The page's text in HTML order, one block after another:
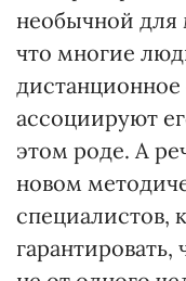
необычной
что многие
дистанционное
ассоциируют
этом роде. А
новом
специалистов,
гарантировать,